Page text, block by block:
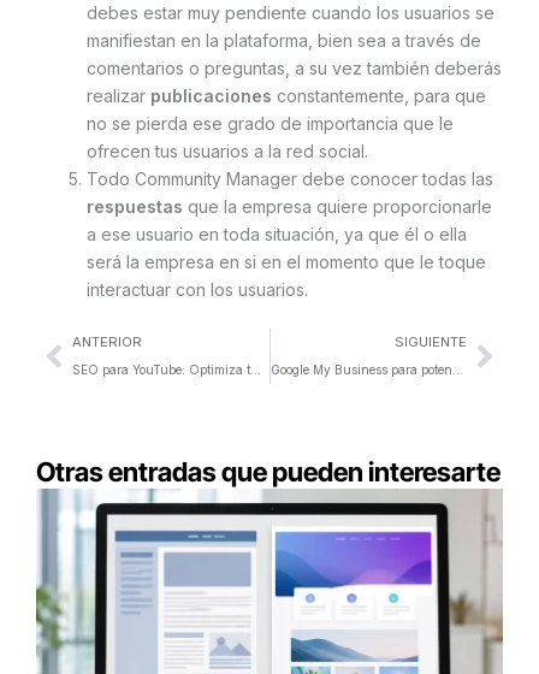
debes estar muy pendiente cuando los usuarios se
manifiestan en la plataforma, bien sea a través de
comentarios o preguntas, a su vez también deberás
realizar publicaciones constantemente, para que
no se pierda ese grado de importancia que le
ofrecen tus usuarios a la red social.
Todo Community Manager debe conocer todas las
respuestas que la empresa quiere proporcionarle
a ese usuario en toda situación, ya que él o ella
será la empresa en si en el momento que le toque
interactuar con los usuarios.
AntANTERIOR SIGUIENTE
Otras entradas que pueden interesarte